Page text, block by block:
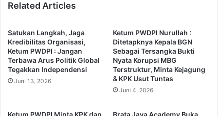
Related Articles
Satukan Langkah, Jaga
Kredibilitas Organisasi,
Ketum PWDPI : Jangan
Terbawa Arus Politik Global
Tegakkan Independensi
Juni 13, 2026
Ketum PWDPI Nurullah :
Ditetapknya Kepala BGN
Sebagai Tersangka Bukti
Nyata Korupsi MBG
Terstruktur, Minta Kejagung
& KPK Usut Tuntas
Juni 4, 2026